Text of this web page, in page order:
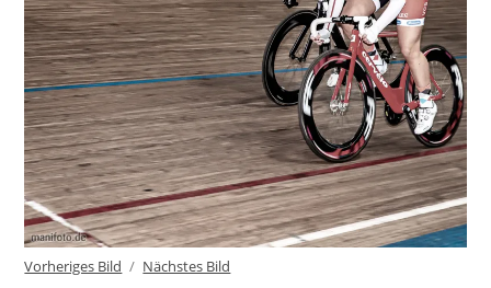
Vorheriges Bild Nächstes Bild